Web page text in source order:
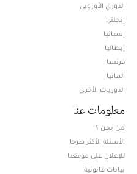
الدوري الأوروبي
إنجلترا
إسبانيا
إيطاليا
فرنسا
ألمانيا
الدوريات الأخرى
معلومات عنا
من نحن ؟
الأسئلة الأكثر طرحا
للإعلان على موقعنا
بيانات قانونية